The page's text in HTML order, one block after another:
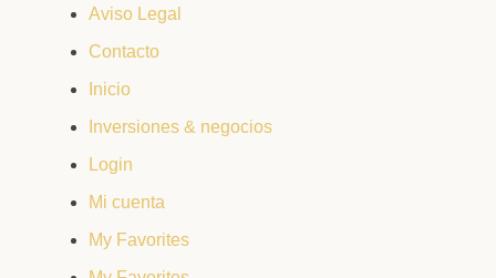
Aviso Legal
Contacto
Inicio
Inversiones & negocios
Login
Mi cuenta
My Favorites